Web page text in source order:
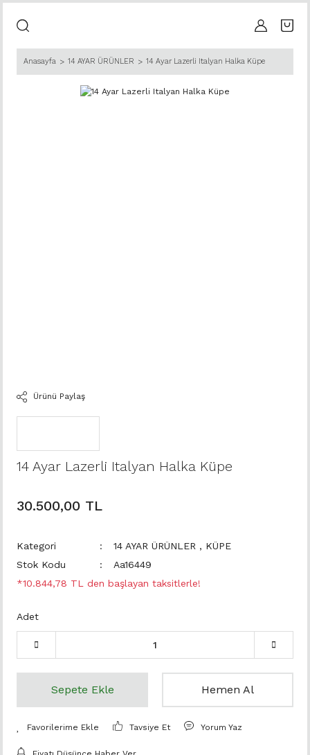
Anasayfa 14 AYAR ÜRÜNLER 14 Ayar Lazerli Italyan Halka Küpe
Ürünü Paylaş
14 Ayar Lazerli Italyan Halka Küpe
30.500,00 TL
Kategori 14 AYAR ÜRÜNLER , KÜPE
Stok Kodu
Aa16449
*10.844,78 TL den başlayan taksitlerle!
Adet
Sepete Ekle Hemen Al
Tavsiye Et Yorum Yaz